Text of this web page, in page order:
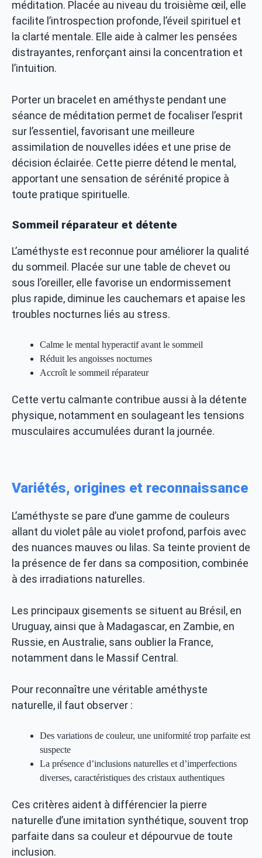
méditation. Placée au niveau du troisième œil, elle
facilite l’introspection profonde, l’éveil spirituel et
la clarté mentale. Elle aide à calmer les pensées
distrayantes, renforçant ainsi la concentration et
l’intuition.
Porter un bracelet en améthyste pendant une
séance de méditation permet de focaliser l’esprit
sur l’essentiel, favorisant une meilleure
assimilation de nouvelles idées et une prise de
décision éclairée. Cette pierre détend le mental,
apportant une sensation de sérénité propice à
toute pratique spirituelle.
Sommeil réparateur et détente
L’améthyste est reconnue pour améliorer la qualité
du sommeil. Placée sur une table de chevet ou
sous l’oreiller, elle favorise un endormissement
plus rapide, diminue les cauchemars et apaise les
troubles nocturnes liés au stress.
Calme le mental hyperactif avant le sommeil
Réduit les angoisses nocturnes
Accroît le sommeil réparateur
Cette vertu calmante contribue aussi à la détente
physique, notamment en soulageant les tensions
musculaires accumulées durant la journée.
Variétés, origines et reconnaissance
L’améthyste se pare d’une gamme de couleurs
allant du violet pâle au violet profond, parfois avec
des nuances mauves ou lilas. Sa teinte provient de
la présence de fer dans sa composition, combinée
à des irradiations naturelles.
Les principaux gisements se situent au Brésil, en
Uruguay, ainsi que à Madagascar, en Zambie, en
Russie, en Australie, sans oublier la France,
notamment dans le Massif Central.
Pour reconnaître une véritable améthyste
naturelle, il faut observer :
Des variations de couleur, une uniformité trop parfaite est
suspecte
La présence d’inclusions naturelles et d’imperfections
diverses, caractéristiques des cristaux authentiques
Ces critères aident à différencier la pierre
naturelle d’une imitation synthétique, souvent trop
parfaite dans sa couleur et dépourvue de toute
inclusion.